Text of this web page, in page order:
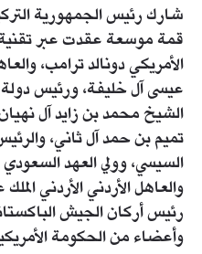
شارك رئيس الجمهورية
قمة موسعة عقدت عبر تقنية
الأمريكي دونالد ترامب،
عيسى آل خليفة، ورئيس دولة
الشيخ محمد بن زايد آل
تميم بن حمد آل ثاني،
السيسي، وولي العهد
والعاهل الأردني الأردني
رئيس أركان الجيش
وأعضاء من الحكومة